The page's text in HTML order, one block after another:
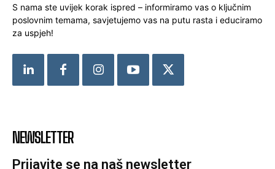
S nama ste uvijek korak ispred – informiramo vas o ključnim
poslovnim temama, savjetujemo vas na putu rasta i educiramo
za uspjeh!
NEWSLETTER
Prijavite se na naš newsletter